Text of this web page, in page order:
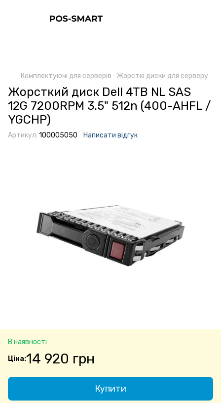
Комплектуючі для серверів Жорсткі диски для серверу
Жорсткий диск Dell 4TB NL SAS
12G 7200RPM 3.5" 512n (400-AHFL /
YGCHP)
Артикул: 100005050 Написати відгук
В наявності
14 920 грн
Купити